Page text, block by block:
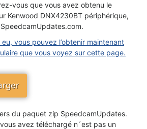
vous que vous avez obtenu le
Kenwood DNX4230BT périphérique,
eu, vous pouvez l’obtenir maintenant
que vous voyez sur cette page.
du paquet zip SpeedcamUpdates.
avez téléchargé n´est pas un